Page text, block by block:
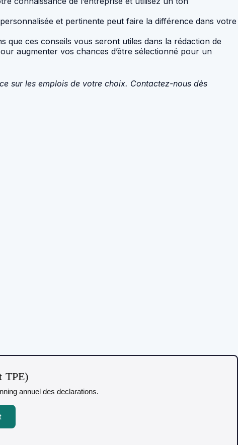
et pertinente peut faire la différence dans votre
que ces conseils vous seront utiles dans la rédaction de
augmenter vos chances d’être sélectionné pour un
sur les emplois de votre choix. Contactez-nous dès
TPE)
annuel des declarations.